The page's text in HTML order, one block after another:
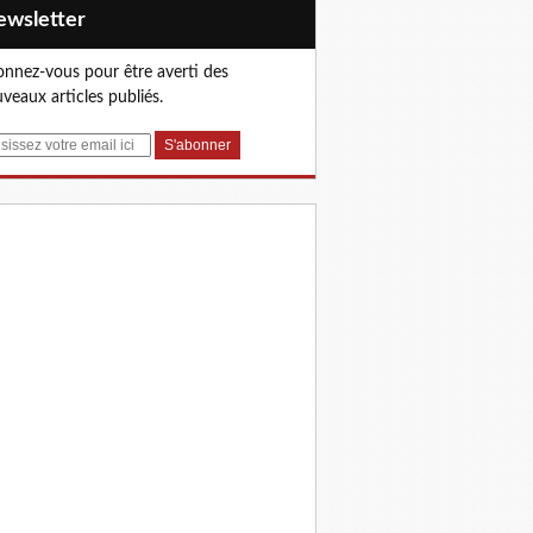
vous pour être averti des
articles publiés.